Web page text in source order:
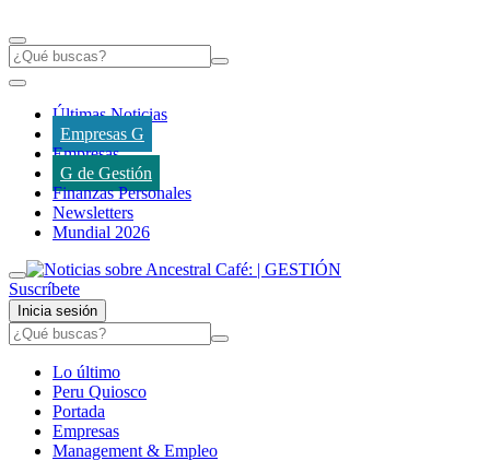
Últimas Noticias
Empresas G
Empresas
G de Gestión
Finanzas Personales
Newsletters
Mundial 2026
Suscríbete
Inicia sesión
Lo último
Peru Quiosco
Portada
Empresas
Management & Empleo